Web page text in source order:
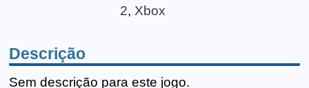
2, Xbox
Descrição
Sem descrição para este jogo.